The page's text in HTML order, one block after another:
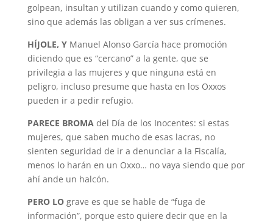
golpean, insultan y utilizan cuando y como quieren,
sino que además las obligan a ver sus crímenes.
HÍJOLE, Y Manuel Alonso García hace promoción
diciendo que es “cercano” a la gente, que se
privilegia a las mujeres y que ninguna está en
peligro, incluso presume que hasta en los Oxxos
pueden ir a pedir refugio.
PARECE BROMA del Día de los Inocentes: si estas
mujeres, que saben mucho de esas lacras, no
sienten seguridad de ir a denunciar a la Fiscalía,
menos lo harán en un Oxxo… no vaya siendo que por
ahí ande un halcón.
PERO LO grave es que se hable de “fuga de
información”, porque esto quiere decir que en la